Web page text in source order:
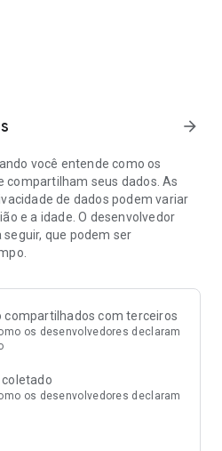
arrow_forward
você entende como os
compartilham seus dados. As
de dados podem variar
e a idade. O desenvolvedor
que podem ser
compartilhados com terceiros
os desenvolvedores declaram
os desenvolvedores declaram